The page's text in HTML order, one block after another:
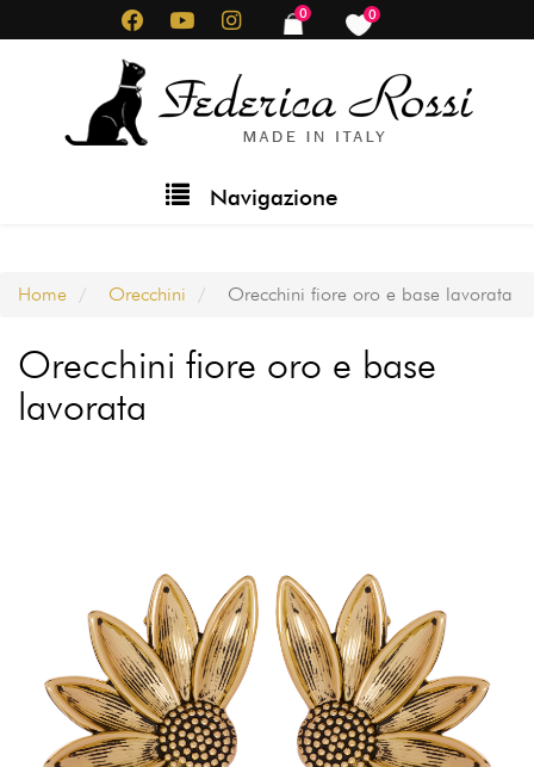
al
0
items
0
items
Navigazione
Home Orecchini Orecchini fiore oro e base lavorata
Orecchini fiore oro e base
lavorata